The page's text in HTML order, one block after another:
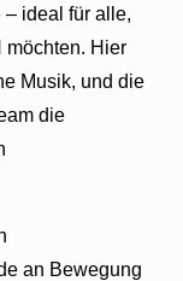
ideal für alle,
möchten. Hier
Musik, und die
die
an Bewegung